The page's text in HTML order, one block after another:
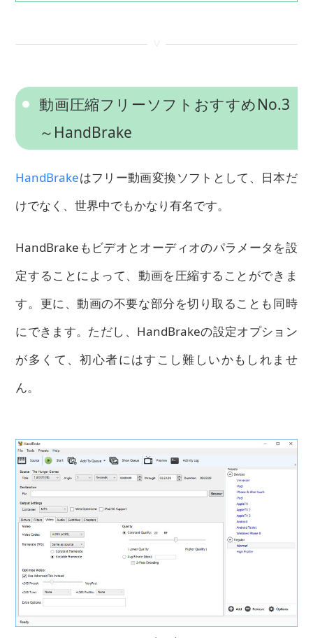
動画圧縮フリーソフトおすすめNo.3
～HandBrake
HandBrakeはフリー動画変換ソフトとして、日本だ
けでなく、世界中でもかなり有名です。
HandBrakeもビデオとオーディオのパラメータを設
定することによって、動画を圧縮することができま
す。更に、動画の不要な部分を切り取ることも同時
にできます。ただし、HandBrakeの設定オプション
が多くて、初心者にはすこし難しいかもしれませ
ん。